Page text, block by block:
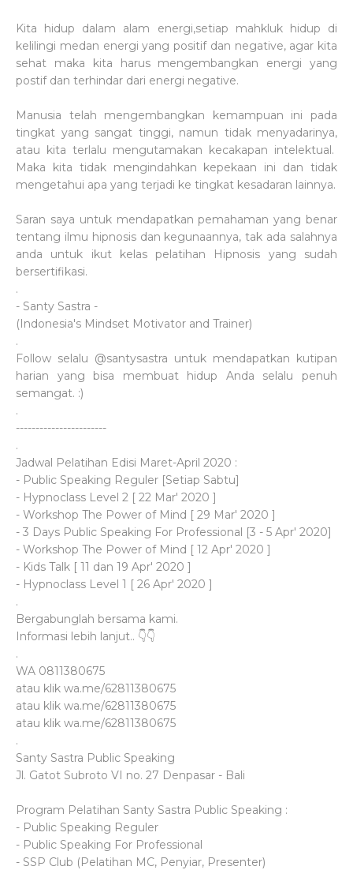
Kita hidup dalam alam energi,setiap mahkluk hidup di
kelilingi medan energi yang positif dan negative, agar kita
sehat maka kita harus mengembangkan energi yang
postif dan terhindar dari energi negative.
Manusia telah mengembangkan kemampuan ini pada
tingkat yang sangat tinggi, namun tidak menyadarinya,
atau kita terlalu mengutamakan kecakapan intelektual.
Maka kita tidak mengindahkan kepekaan ini dan tidak
mengetahui apa yang terjadi ke tingkat kesadaran lainnya.
Saran saya untuk mendapatkan pemahaman yang benar
tentang ilmu hipnosis dan kegunaannya, tak ada salahnya
anda untuk ikut kelas pelatihan Hipnosis yang sudah
bersertifikasi.
.
- Santy Sastra -
(Indonesia's Mindset Motivator and Trainer)
.
Follow selalu @santysastra untuk mendapatkan kutipan
harian yang bisa membuat hidup Anda selalu penuh
semangat. :)
.
-----------------------
.
Jadwal Pelatihan Edisi Maret-April 2020 :
- Public Speaking Reguler [Setiap Sabtu]
- Hypnoclass Level 2 [ 22 Mar' 2020 ]
- Workshop The Power of Mind [ 29 Mar' 2020 ]
- 3 Days Public Speaking For Professional [3 - 5 Apr' 2020]
- Workshop The Power of Mind [ 12 Apr' 2020 ]
- Kids Talk [ 11 dan 19 Apr' 2020 ]
- Hypnoclass Level 1 [ 26 Apr' 2020 ]
.
Bergabunglah bersama kami.
Informasi lebih lanjut.. 👇👇
.
WA 0811380675
atau klik wa.me/62811380675
atau klik wa.me/62811380675
atau klik wa.me/62811380675
.
Santy Sastra Public Speaking
Jl. Gatot Subroto VI no. 27 Denpasar - Bali
Program Pelatihan Santy Sastra Public Speaking :
- Public Speaking Reguler
- Public Speaking For Professional
- SSP Club (Pelatihan MC, Penyiar, Presenter)